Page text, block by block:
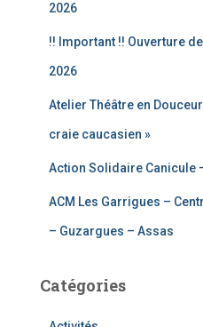
2026
!! Important !! Ouverture
2026
Atelier Théâtre en
craie caucasien »
Action Solidaire Canicule
ACM Les Garrigues –
– Guzargues – Assas
Catégories